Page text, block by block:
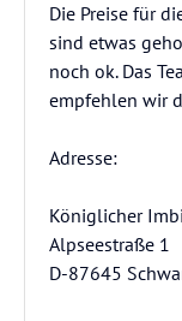
Die Preise für
sind etwas
noch ok. Das
empfehlen wir
Adresse:
Königlicher
Alpseestraße 1
D-87645